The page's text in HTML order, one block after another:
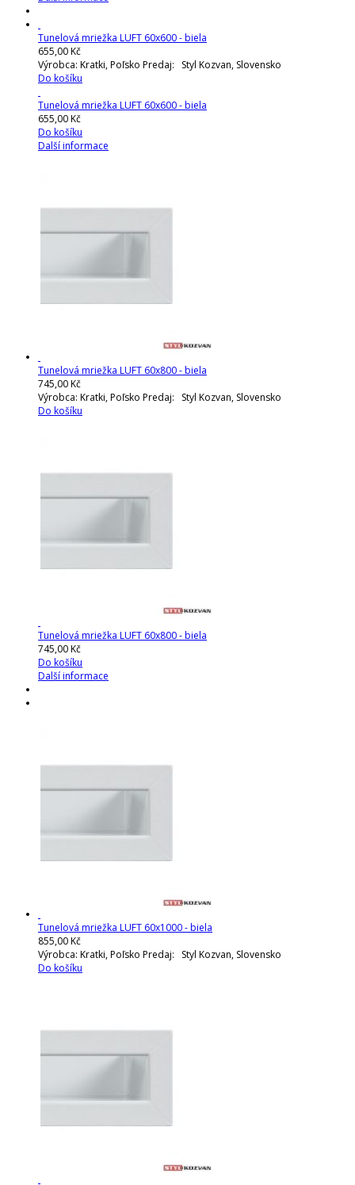
Tunelová mriežka LUFT 60x600 - biela
655,00 Kč
Výrobca: Kratki, Poľsko Predaj: Styl Kozvan, Slovensko
Do košíku
Tunelová mriežka LUFT 60x600 - biela
655,00 Kč
Do košíku
Další informace
Tunelová mriežka LUFT 60x800 - biela
745,00 Kč
Výrobca: Kratki, Poľsko Predaj: Styl Kozvan, Slovensko
Do košíku
Tunelová mriežka LUFT 60x800 - biela
745,00 Kč
Do košíku
Další informace
Tunelová mriežka LUFT 60x1000 - biela
855,00 Kč
Výrobca: Kratki, Poľsko Predaj: Styl Kozvan, Slovensko
Do košíku